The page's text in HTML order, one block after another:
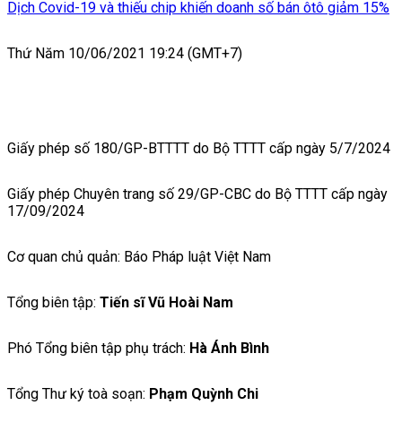
Dịch Covid-19 và thiếu chip khiến doanh số bán ôtô giảm 15%
Thứ Năm 10/06/2021 19:24 (GMT+7)
Giấy phép số 180/GP-BTTTT do Bộ TTTT cấp ngày 5/7/2024
Giấy phép Chuyên trang số 29/GP-CBC do Bộ TTTT cấp ngày
17/09/2024
Cơ quan chủ quản: Báo Pháp luật Việt Nam
Tổng biên tập: Tiến sĩ Vũ Hoài Nam
Phó Tổng biên tập phụ trách: Hà Ánh Bình
Tổng Thư ký toà soạn: Phạm Quỳnh Chi